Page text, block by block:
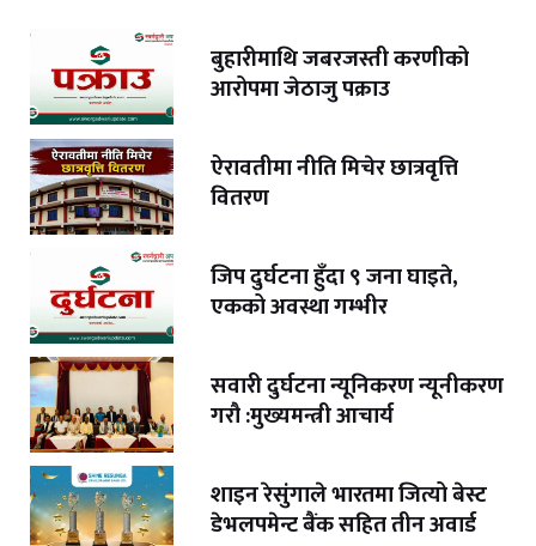
बुहारीमाथि जबरजस्ती करणीको
आरोपमा जेठाजु पक्राउ
ऐरावतीमा नीति मिचेर छात्रवृत्ति
वितरण
जिप दुर्घटना हुँदा ९ जना घाइते,
एकको अवस्था गम्भीर
सवारी दुर्घटना न्यूनिकरण न्यूनीकरण
गरौ :मुख्यमन्त्री आचार्य
शाइन रेसुंगाले भारतमा जित्यो बेस्ट
डेभलपमेन्ट बैंक सहित तीन अवार्ड